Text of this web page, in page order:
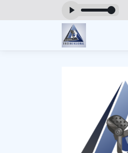
Tridimensional das 00:00 às